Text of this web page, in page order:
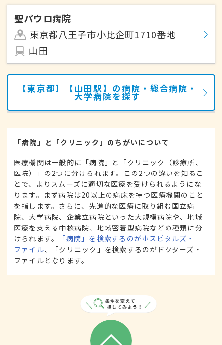
聖パウロ病院
東京都八王子市小比企町1710番地
山田
【東京都】【山田駅】の病院・総合病院・
大学病院を探す
「病院」と「クリニック」のちがいについて
医療機関は一般的に「病院」と「クリニック（診療所、
医院）」の2つに分けられます。この2つの違いを知るこ
とで、よりスムーズに適切な医療を受けられるようにな
ります。まず病院は20以上の病床を持つ医療機関のこと
を指します。さらに、先進的な医療に取り組む国立病
院、大学病院、企業立病院といった大規模病院や、地域
医療を支える中核病院、地域密着型病院などの種類に分
けられます。
「病院」を検索するのがホスピタルズ・
ファイル、「クリニック」を検索するのがドクターズ・
ファイルとなります。